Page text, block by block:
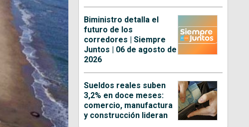
Biministro detalla el
futuro de los
corredores | Siempre
Juntos | 06 de agosto de
2026
Sueldos reales suben
3,2% en doce meses:
comercio, manufactura
y construcción lideran